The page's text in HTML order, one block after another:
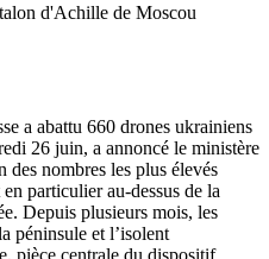
d'Achille de Moscou
a abattu 660 drones ukrainiens
26 juin, a annoncé le ministère
nombres les plus élevés
particulier au-dessus de la
Depuis plusieurs mois, les
péninsule et l’isolent
pièce centrale du dispositif